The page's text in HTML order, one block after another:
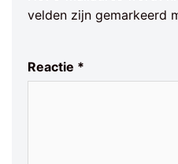
velden zijn gemarkeerd
Reactie *